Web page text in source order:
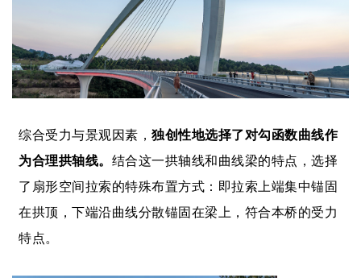
综合受力与景观因素， 独创性地选择了对勾函数曲线作
为合理拱轴线。 结合这一拱轴线和曲线梁的特点，选择
了扇形空间拉索的特殊布置方式：即拉索上端集中锚固
在拱顶，下端沿曲线分散锚固在梁上，符合本桥的受力
特点。